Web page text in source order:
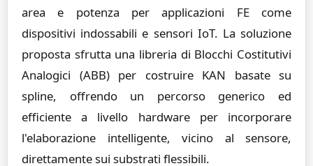
area e potenza per applicazioni FE come
dispositivi indossabili e sensori IoT. La soluzione
proposta sfrutta una libreria di Blocchi Costitutivi
Analogici (ABB) per costruire KAN basate su
spline, offrendo un percorso generico ed
efficiente a livello hardware per incorporare
l'elaborazione intelligente, vicino al sensore,
direttamente sui substrati flessibili.